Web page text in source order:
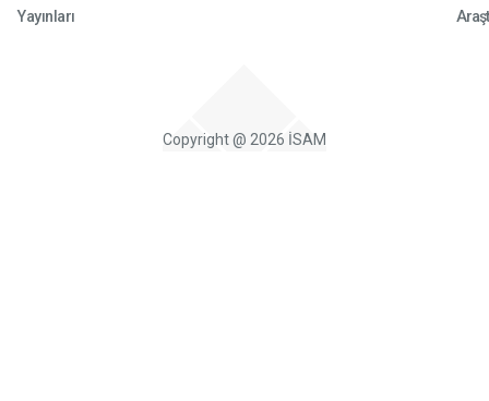
Yayınları
Copyright @ 2026 İSAM